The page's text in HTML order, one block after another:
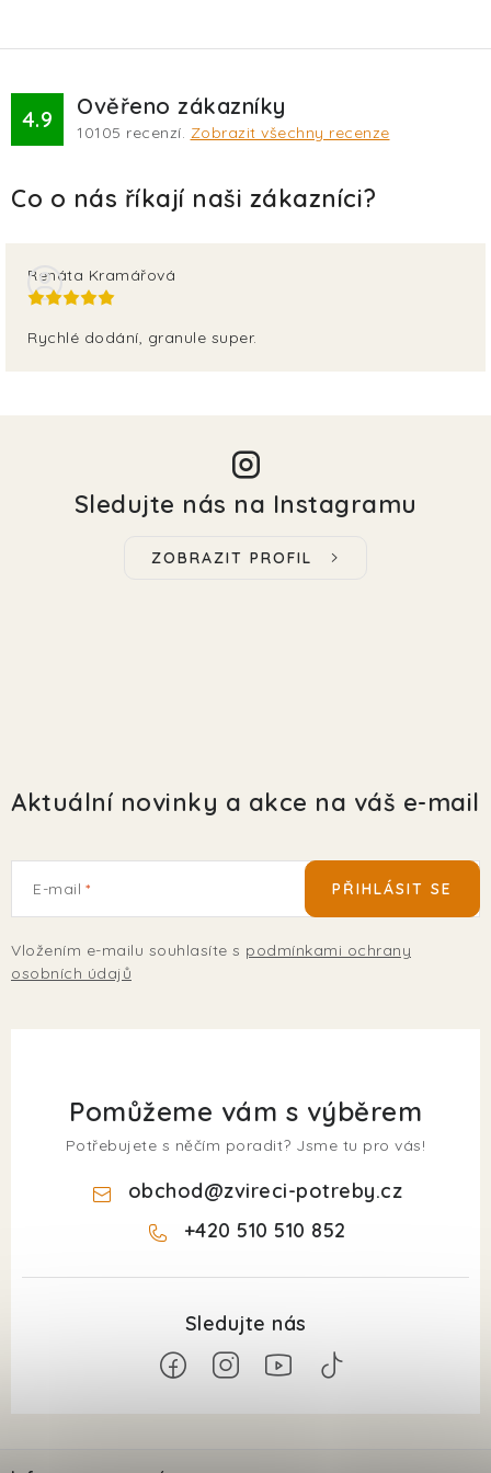
4.9 Ověřeno zákazníky
10105 recenzí. Zobrazit všechny recenze
Renáta Kramářová
Rychlé dodání, granule super.
Sledujte nás na Instagramu
ZOBRAZIT PROFIL
Aktuální novinky a akce na váš e-mail
E-mail
Vložením e-mailu souhlasíte s podmínkami ochrany
osobních údajů
PŘIHLÁSIT SE
Pomůžeme vám s výběrem
Potřebujete s něčím poradit? Jsme tu pro vás!
obchod@zvireci-potreby.cz
+420 510 510 852